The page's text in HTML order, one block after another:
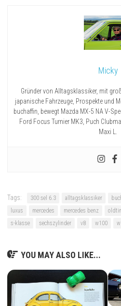
Micky
Gründer von Alltagsklassiker, mit
japanische Fahrzeuge, Prospekte und
buchaffin, bewegt Mazda MX-5 NA V-
Ford Focus Turnier MK3, Puch
Maxi L.
Tags: 300 sel 6.3 alltagsklassiker
luxus
mercedes mercedes benz
s-klasse
sechszylinder v8 w100
YOU MAY ALSO LIKE...